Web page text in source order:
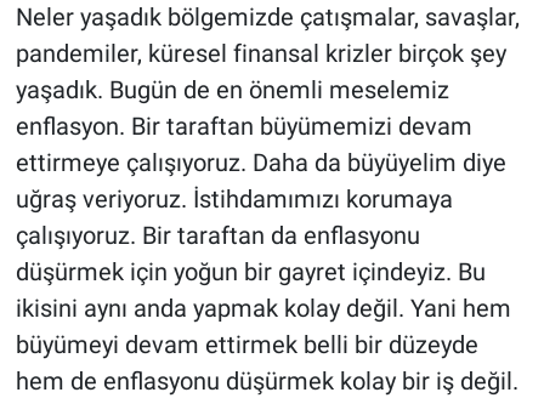
Neler yaşadık bölgemizde çatışmalar, savaşlar,
pandemiler, küresel finansal krizler birçok şey
yaşadık. Bugün de en önemli meselemiz
enflasyon. Bir taraftan büyümemizi devam
ettirmeye çalışıyoruz. Daha da büyüyelim diye
uğraş veriyoruz. İstihdamımızı korumaya
çalışıyoruz. Bir taraftan da enflasyonu
düşürmek için yoğun bir gayret içindeyiz. Bu
ikisini aynı anda yapmak kolay değil. Yani hem
büyümeyi devam ettirmek belli bir düzeyde
hem de enflasyonu düşürmek kolay bir iş değil.